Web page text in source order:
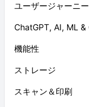
ユーザージャーニー
ChatGPT, AI, ML
機能性
ストレージ
スキャン＆印刷